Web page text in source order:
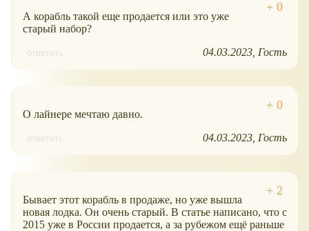
А корабль такой еще продается или это уже
старый набор?
ответить 04.03.2023 Гость
О лайнере мечтаю давно.
ответить 04.03.2023 Гость
Бывает этот корабль в продаже, но уже вышла
новая лодка. Он очень старый. В статье написано, что с
2015 уже в России продается, а за рубежом ещё раньше